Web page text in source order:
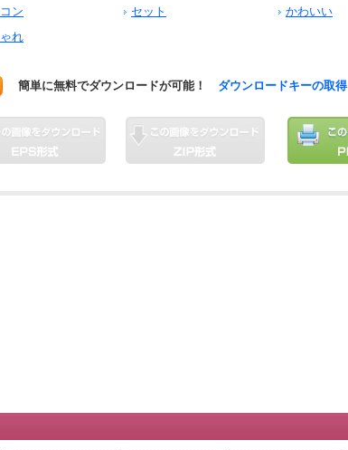
ン セット
かわいい
れ
簡単に無料でダウンロードが可能！ ダウンロードキーの取得